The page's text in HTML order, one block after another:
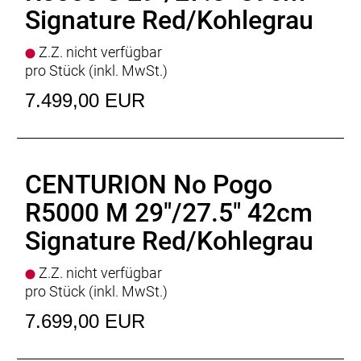
Empfehlung Maximal Körpergrösse : 175cm
Gewicht
Zulässiges Gesamtgewicht
Signature Red/Kohlegrau
Z.Z. nicht verfügbar
pro Stück (inkl. MwSt.)
7.499,00 EUR
CENTURION No Pogo
R5000 M 29"/27.5" 42cm
Signature Red/Kohlegrau
Z.Z. nicht verfügbar
pro Stück (inkl. MwSt.)
7.699,00 EUR